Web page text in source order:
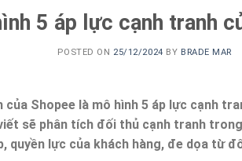
5 áp lực cạnh tranh
POSTED ON 25/12/2024 BY BRADE MAR
của Shopee là mô hình 5 áp lực cạnh
sẽ phân tích đối thủ cạnh tranh
quyền lực của khách hàng, đe dọa từ